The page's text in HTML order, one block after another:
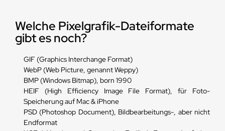
Welche Pixelgrafik-Dateiformate
gibt es noch?
GIF (Graphics Interchange Format)
WebP (Web Picture, genannt Weppy)
BMP (Windows Bitmap), born 1990
HEIF (High Efficiency Image File Format), für Foto-
Speicherung auf Mac & iPhone
PSD (Photoshop Document), Bildbearbeitungs-, aber nicht
Endformat